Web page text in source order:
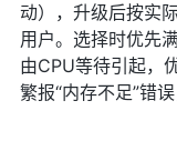
动），升级后按实
用户。选择时优先
由CPU等待引起，
繁报“内存不足”错